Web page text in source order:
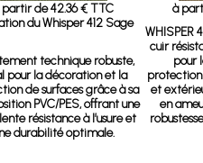
partir de 42.36 € TTC
du Whisper 412 Sage
technique robuste,
pour la décoration et la
de surfaces grâce à sa
PVC/PES, offrant une
résistance à l’usure et
durabilité optimale.
à
WHISPER
cuir
pour
et
en